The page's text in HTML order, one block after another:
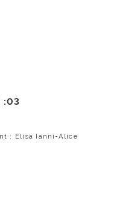
:03
: Elisa Ianni-Alice